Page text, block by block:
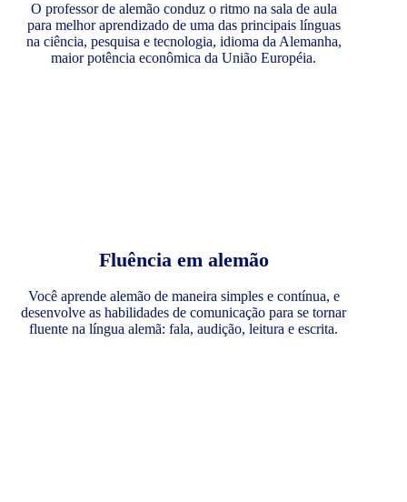
O professor de alemão conduz o ritmo na sala de aula
para melhor aprendizado de uma das principais línguas
na ciência, pesquisa e tecnologia, idioma da Alemanha,
maior potência econômica da União Européia.
Fluência em alemão
Você aprende alemão de maneira simples e contínua, e
desenvolve as habilidades de comunicação para se tornar
fluente na língua alemã: fala, audição, leitura e escrita.